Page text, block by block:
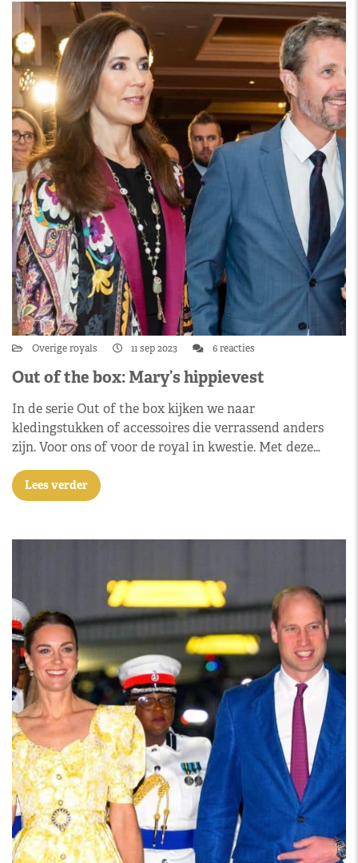
Overige royals 11 sep 2023 6 reacties
Out of the box: Mary’s hippievest
In de serie Out of the box kijken we naar
kledingstukken of accessoires die verrassend anders
zijn. Voor ons of voor de royal in kwestie. Met deze…
Lees verder